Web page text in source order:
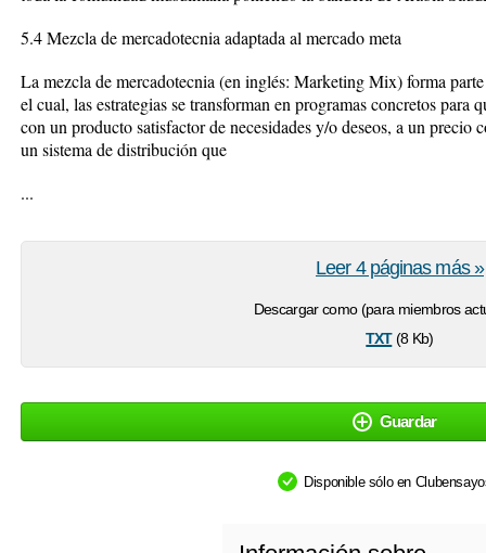
5.4 Mezcla de mercadotecnia adaptada al mercado meta
La mezcla de mercadotecnia (en inglés: Marketing Mix) forma
el cual, las estrategias se transforman en programas concretos para
con un producto satisfactor de necesidades y/o deseos, a un precio
un sistema de distribución que
...
Descargar como (para miembros
txt(8 Kb)
Leer 4 páginas más »
Guardar
Disponible sólo en